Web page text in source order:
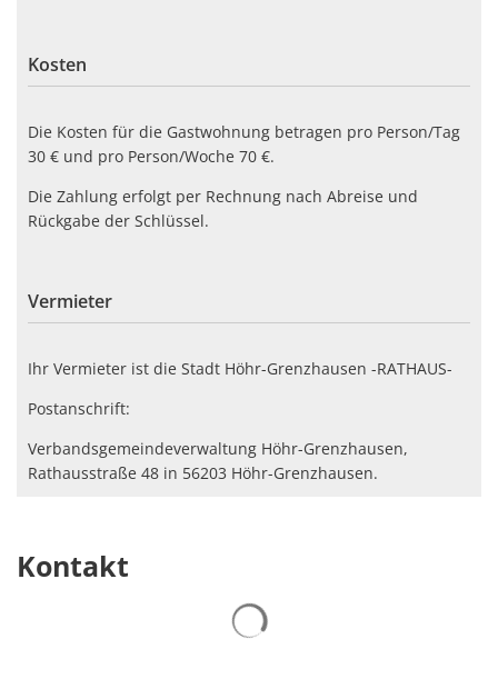
Kosten
Die Kosten für die Gastwohnung betragen pro Person/Tag
30 € und pro Person/Woche 70 €.
Die Zahlung erfolgt per Rechnung nach Abreise und
Rückgabe der Schlüssel.
Vermieter
Ihr Vermieter ist die Stadt Höhr-Grenzhausen -RATHAUS-
Postanschrift:
Verbandsgemeindeverwaltung Höhr-Grenzhausen,
Rathausstraße 48 in 56203 Höhr-Grenzhausen.
Kontakt